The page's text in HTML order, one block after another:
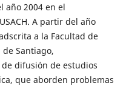
año 2004 en el
A partir del año
a la Facultad de
Santiago,
difusión de estudios
que aborden problemas